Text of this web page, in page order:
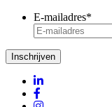
E-mailadres*
Inschrijven